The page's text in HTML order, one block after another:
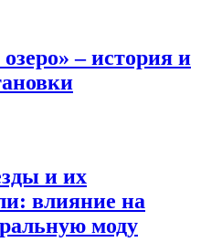
– история и
и их
влияние на
моду